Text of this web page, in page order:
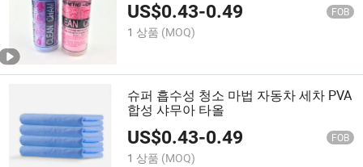
US$0.43-0.49 FOB
1 상품 (MOQ)
슈퍼 흡수성 청소 마법 자동차 세차 PVA
합성 샤무아 타올
US$0.43-0.49 FOB
1 상품 (MOQ)